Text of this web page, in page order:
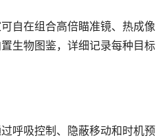
自在组合高倍瞄准镜、热成像
生物图鉴，详细记录每种目标
呼吸控制、隐蔽移动和时机预